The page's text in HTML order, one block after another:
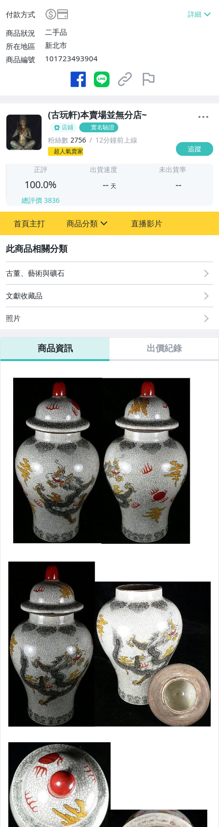
付款方式
商品狀況
二手品
所在地區
新北市
商品編號
101723493904
(古玩軒)本賣場並無分店~
店鋪 實名驗證
粉絲數 2756 12分鐘前上線
超人氣賣家 追蹤
-
正評
100.0%
總評價 3836
出貨速度
-- 天
未出貨率
--
首頁主打 商品分類
其它
直播影片
古董、藝術與礦石
文獻收藏品
照片
商品資訊 出價紀錄